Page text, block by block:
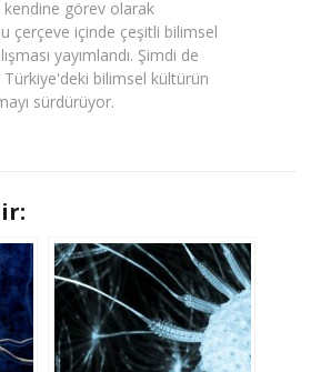
kendine görev olarak
çerçeve içinde çeşitli bilimsel
yayımlandı. Şimdi de
bilimsel kültürün
sürdürüyor.